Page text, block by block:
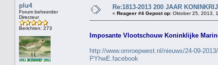
plu4
Forum beheerder
Directeur
Berichten: 273
Re:1813-2013 200 JAAR
« Reageer #4 Gepost op: Oktober 25, 2013,
Imposante Vlootschouw Koninklijke
http://www.omroepwest.nl/nieuws/24-09-
PYhwE.facebook